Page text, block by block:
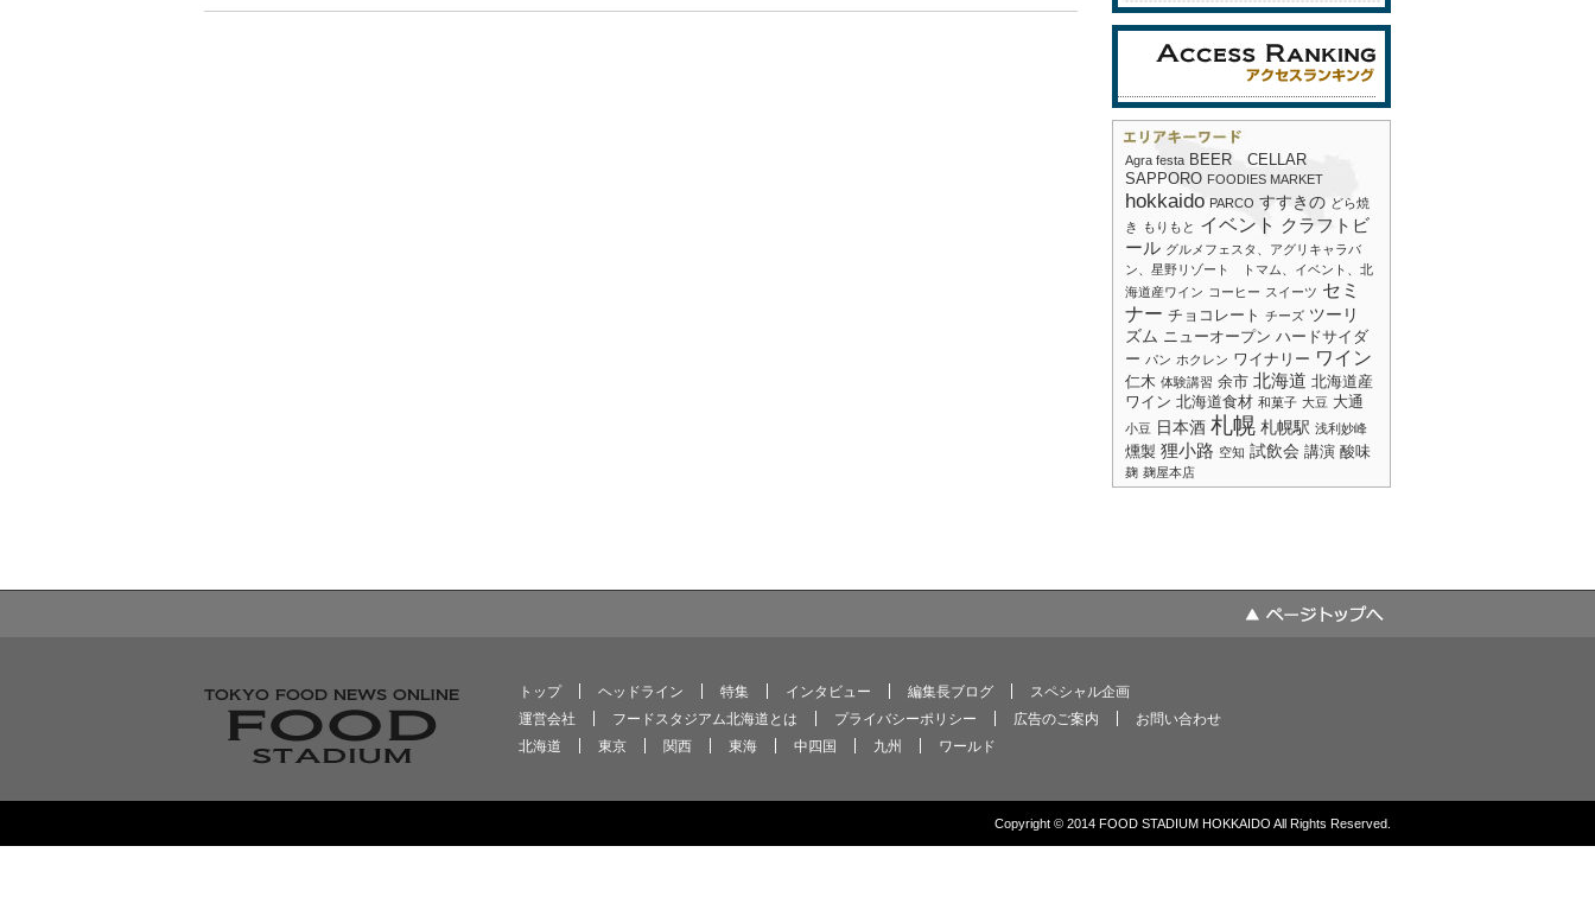
Agra festa BEER CELLAR
SAPPORO FOODIES MARKET
hokkaido PARCO すすきの どら焼
き
もりもと イベント
クラフトビ
ール グルメフェスタ、アグリキャラバ
ン、星野リゾート トマム、イベント、北
海道産ワイン コーヒー スイーツ セミ
ナー チョコレート チーズ ツーリ
ズム ニューオープン ハードサイダ
ー パン ホクレン ワイナリー ワイン
仁木 体験講習 余市 北海道 北海道産
ワイン 北海道食材 和菓子 大豆 大通
小豆 日本酒 札幌 札幌駅 浅利妙峰
燻製 狸小路 空知 試飲会 講演 酸味
麹 麹屋本店
トップ ヘッドライン 特集 インタビュー 編集長ブログ
スペシャル企画
運営会社
フードスタジアム北海道とは プライバシーポリシー 広告のご案内
お問い合わせ
北海道
東京 関西 東海 中四国 九州 ワールド
Copyright © 2014 FOOD STADIUM HOKKAIDO All Rights Reserved.